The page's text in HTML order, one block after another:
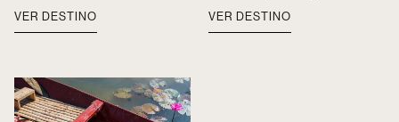
VER DESTINO VER DESTINO